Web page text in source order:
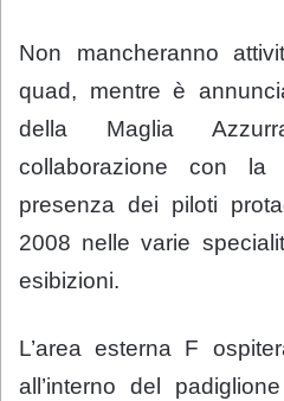
Non mancheranno
quad, mentre è
della Maglia
collaborazione con
presenza dei piloti
2008 nelle varie
esibizioni.
L’area esterna F
all’interno del